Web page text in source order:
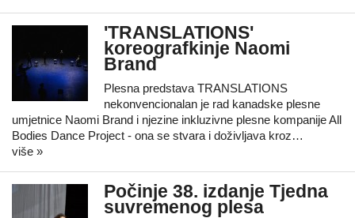
'TRANSLATIONS'
koreografkinje Naomi
Brand
Plesna predstava TRANSLATIONS
nekonvencionalan je rad kanadske plesne
umjetnice Naomi Brand i njezine inkluzivne plesne kompanije All
Bodies Dance Project - ona se stvara i doživljava kroz…
više »
Počinje 38. izdanje Tjedna
suvremenog plesa